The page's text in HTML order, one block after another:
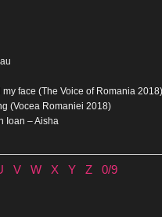
my face (The Voice of Romania 2018)
(Vocea Romaniei 2018)
Ioan – Aisha
V W X Y Z 0/9